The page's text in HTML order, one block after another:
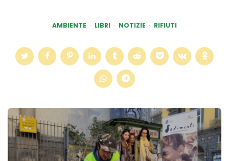
AMBIENTE LIBRI NOTIZIE RIFIUTI
Post
navigation